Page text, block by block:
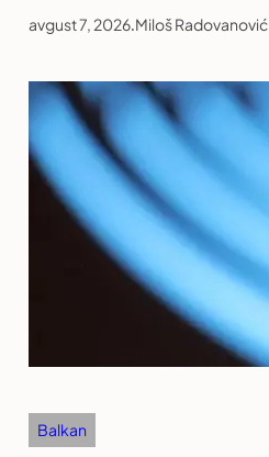
avgust 7, 2026.Miloš Radovanović
Balkan